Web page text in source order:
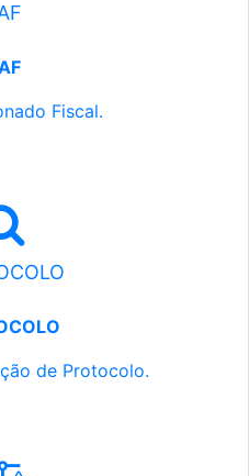
Fiscal.
de Protocolo.